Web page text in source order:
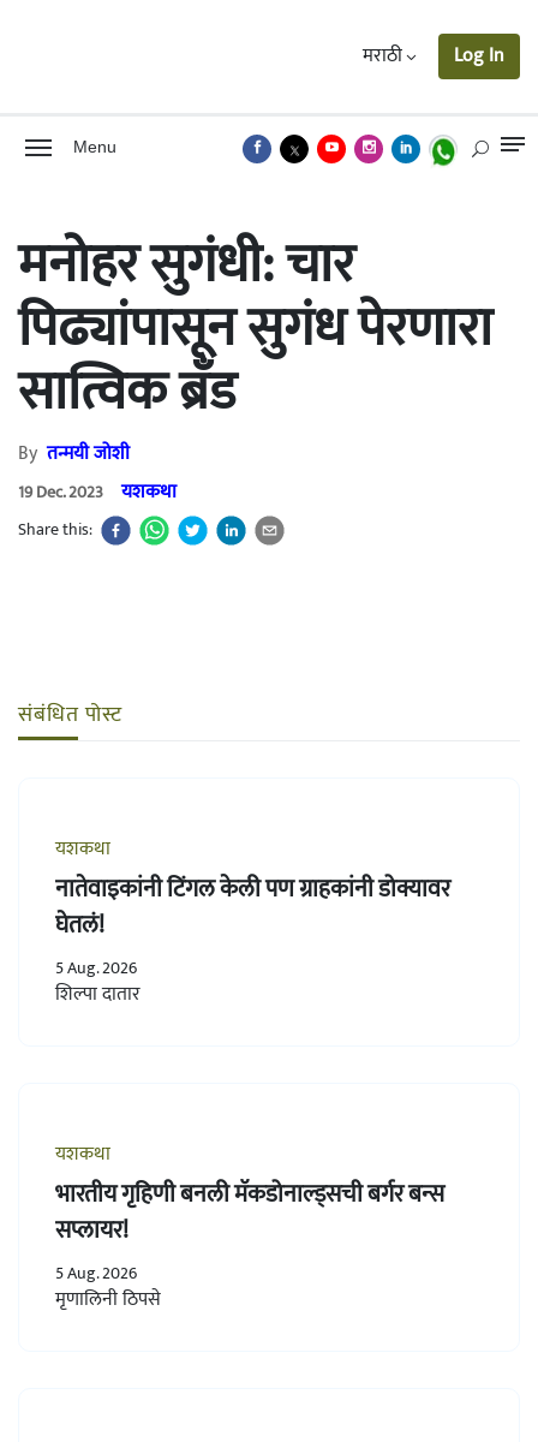
मराठी Log In
Menu
मनोहर सुगंधी: चार
पिढ्यांपासून सुगंध पेरणारा
सात्विक ब्रँड
Byतन्मयी जोशी
19 Dec. 2023 यशकथा
Share this:
संबंधित पोस्ट
यशकथा
नातेवाइकांनी टिंगल केली पण ग्राहकांनी डोक्यावर
घेतलं!
5 Aug. 2026
शिल्पा दातार
यशकथा
भारतीय गृहिणी बनली मॅकडोनाल्ड्सची बर्गर बन्स
सप्लायर!
5 Aug. 2026
मृणालिनी ठिपसे